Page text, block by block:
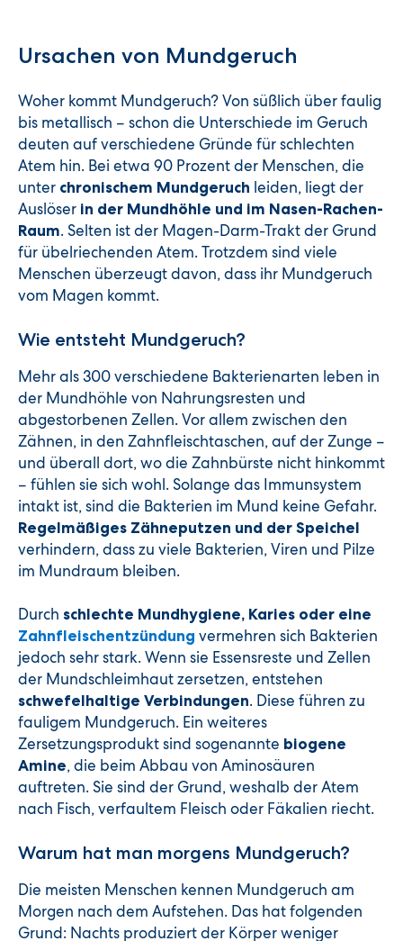
Ursachen von Mundgeruch
Woher kommt Mundgeruch? Von süßlich über faulig
bis metallisch – schon die Unterschiede im Geruch
deuten auf verschiedene Gründe für schlechten
Atem hin. Bei etwa 90 Prozent der Menschen, die
unter chronischem Mundgeruch leiden, liegt der
Auslöser in der Mundhöhle und im Nasen-Rachen-
Raum. Selten ist der Magen-Darm-Trakt der Grund
für übelriechenden Atem. Trotzdem sind viele
Menschen überzeugt davon, dass ihr Mundgeruch
vom Magen kommt.
Wie entsteht Mundgeruch?
Mehr als 300 verschiedene Bakterienarten leben in
der Mundhöhle von Nahrungsresten und
abgestorbenen Zellen. Vor allem zwischen den
Zähnen, in den Zahnfleischtaschen, auf der Zunge –
und überall dort, wo die Zahnbürste nicht hinkommt
– fühlen sie sich wohl. Solange das Immunsystem
intakt ist, sind die Bakterien im Mund keine Gefahr.
Regelmäßiges Zähneputzen und der Speichel
verhindern, dass zu viele Bakterien, Viren und Pilze
im Mundraum bleiben.
Durch schlechte Mundhygiene, Karies oder eine
Zahnfleischentzündung vermehren sich Bakterien
jedoch sehr stark. Wenn sie Essensreste und Zellen
der Mundschleimhaut zersetzen, entstehen
schwefelhaltige Verbindungen. Diese führen zu
fauligem Mundgeruch. Ein weiteres
Zersetzungsprodukt sind sogenannte biogene
Amine, die beim Abbau von Aminosäuren
auftreten. Sie sind der Grund, weshalb der Atem
nach Fisch, verfaultem Fleisch oder Fäkalien riecht.
Warum hat man morgens Mundgeruch?
Die meisten Menschen kennen Mundgeruch am
Morgen nach dem Aufstehen. Das hat folgenden
Grund: Nachts produziert der Körper weniger